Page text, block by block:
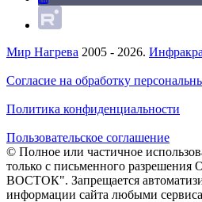
Мир Нагрева 2005 - 2026.
Согласие на обработку
Политика конфиденциальности
Пользовательское соглашение
© Полное или частичное
только с письменного
ВОСТОК". Запрещается
информации сайта любыми